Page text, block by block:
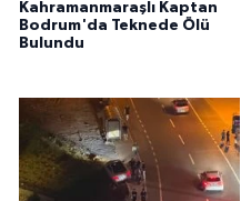
Kahramanmaraşlı Kaptan
Bodrum'da Teknede Ölü
BulunduSEÇİM 2015
ÇEVRE
BİLİM VE TEKNOLOJİ